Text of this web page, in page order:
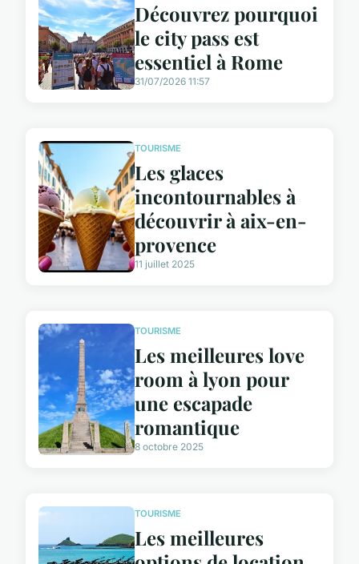
Découvrez pourquoi
le city pass est
essentiel à Rome
31/07/2026 11:57
TOURISME
Les glaces
incontournables à
découvrir à aix-en-
provence
11 juillet 2025
TOURISME
Les meilleures love
room à lyon pour
une escapade
romantique
8 octobre 2025
TOURISME
Les meilleures